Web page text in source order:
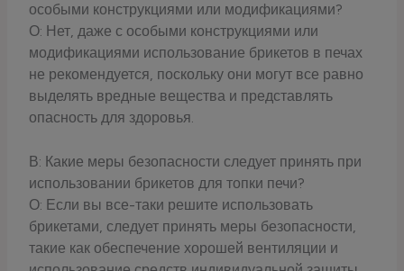
особыми конструкциями или модификациями?
О: Нет, даже с особыми конструкциями или
модификациями использование брикетов в печах
не рекомендуется, поскольку они могут все равно
выделять вредные вещества и представлять
опасность для здоровья.
В: Какие меры безопасности следует принять при
использовании брикетов для топки печи?
О: Если вы все-таки решите использовать
брикетами, следует принять меры безопасности,
такие как обеспечение хорошей вентиляции и